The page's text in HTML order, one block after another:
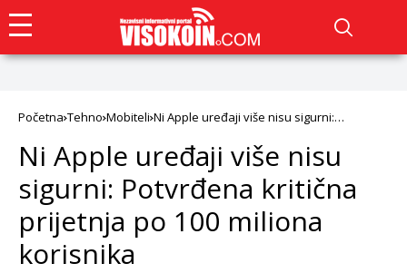
Početna Tehno Mobiteli Ni Apple uređaji više nisu sigurni:
korisnika
Ni Apple uređaji više nisu
sigurni: Potvrđena kritična
prijetnja po 100 miliona
korisnika